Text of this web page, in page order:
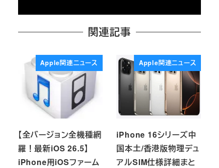
関連記事
Apple関連ニュース
【全バージョン全機種網
羅！最新iOS 26.5】
iPhone用iOSファーム
Apple関連ニュース
iPhone 16シリーズ中
国本土/香港版物理デュ
アルSIM仕様詳細まと